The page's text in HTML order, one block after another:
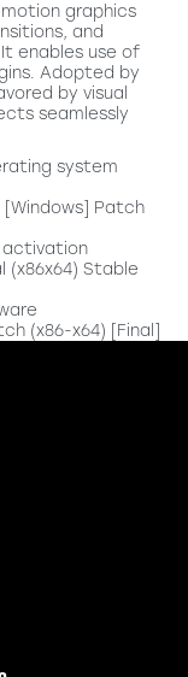
graphics
and
enables use of
Adopted by
by visual
seamlessly
system
Patch
activation
(x86x64) Stable
(x86-x64) [Final]